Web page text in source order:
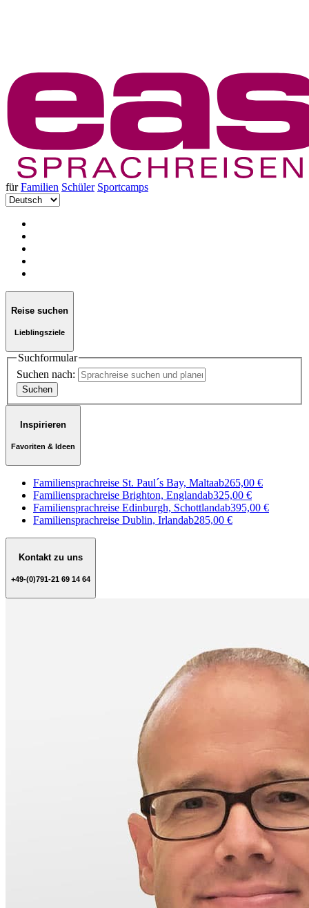
für Familien Schüler Sportcamps
Reise suchen
Lieblingsziele
Suchformular
Suchen nach:
Inspirieren
Favoriten & Ideen
Familiensprachreise St. Paul´s Bay, Maltaab265,00 €
Familiensprachreise Brighton, Englandab325,00 €
Familiensprachreise Edinburgh, Schottlandab395,00 €
Familiensprachreise Dublin, Irlandab285,00 €
Kontakt zu uns
+49-(0)791-21 69 14 64